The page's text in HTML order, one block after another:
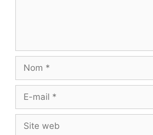
mail
web